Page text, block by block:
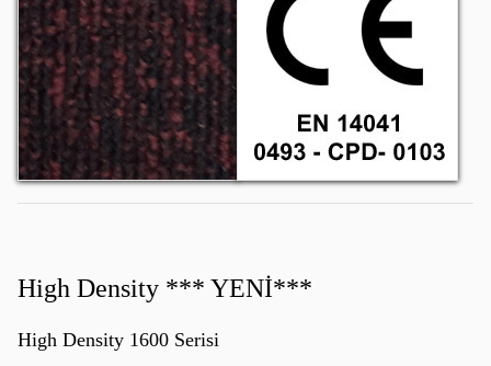
High Density *** YENİ***
High Density 1600 Serisi